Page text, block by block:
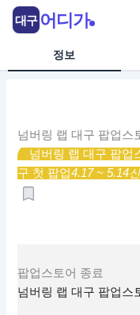
정보
넘버링 랩 대구 팝업스
넘버링 랩 대구 팝업
구 첫 팝업4.17 ~ 5.14
팝업스토어 종료
넘버링 랩 대구 팝업스
대구 어디가